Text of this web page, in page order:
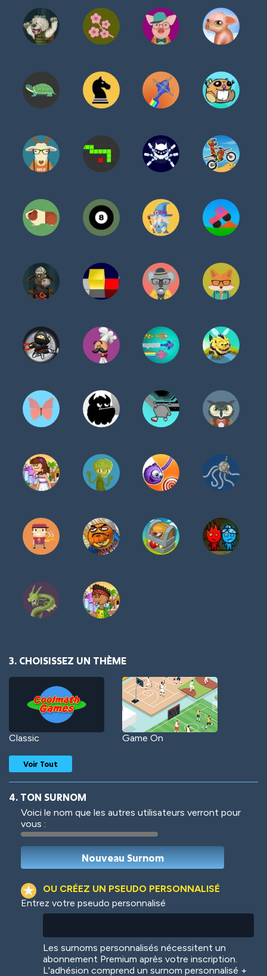
3. CHOISISSEZ UN THÈME
Classic Game On
Woof
Colorful
Voir Tout
4. TON SURNOM
Voici le nom que les autres utilisateurs verront pour
vous :
OU CRÉEZ UN PSEUDO PERSONNALISÉ
Entrez votre pseudo personnalisé
Les surnoms personnalisés nécessitent un
abonnement Premium après votre inscription.
L'adhésion comprend un surnom personnalisé +